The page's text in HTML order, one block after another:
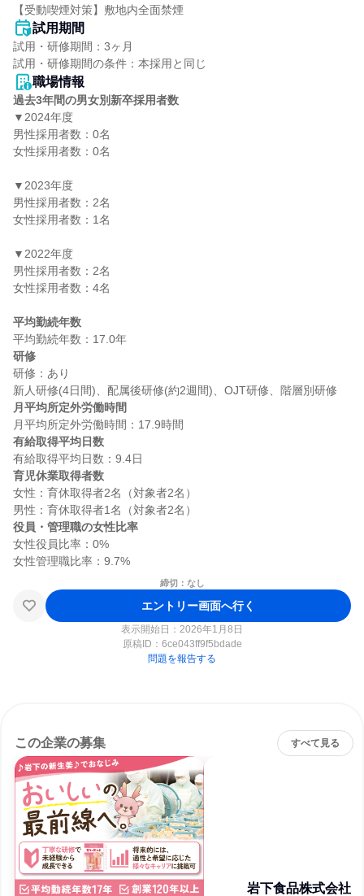
【受動喫煙対策】敷地内全面禁煙
試用期間
試用・研修期間：3ヶ月
職場情報
過去3年間の男女別新卒採用者数
▼2024年度
男性採用者数：0名
女性採用者数：0名
▼2023年度
男性採用者数：2名
女性採用者数：1名
▼2022年度
男性採用者数：2名
女性採用者数：4名
平均勤続年数
研修
研修：あり
月平均所定外労働時間
有給取得平均日数
育児休業取得者数
女性：育休取得者2名（対象者2名）
役員・管理職の女性比率
女性役員比率：0%
締切：なし
エントリー画面へ行く
表示開始日：2026年1月8日
原稿ID： 6ce043ff9f5bdade
問題を報告する
この企業の募集 すべて見る
岩下食品株式会社